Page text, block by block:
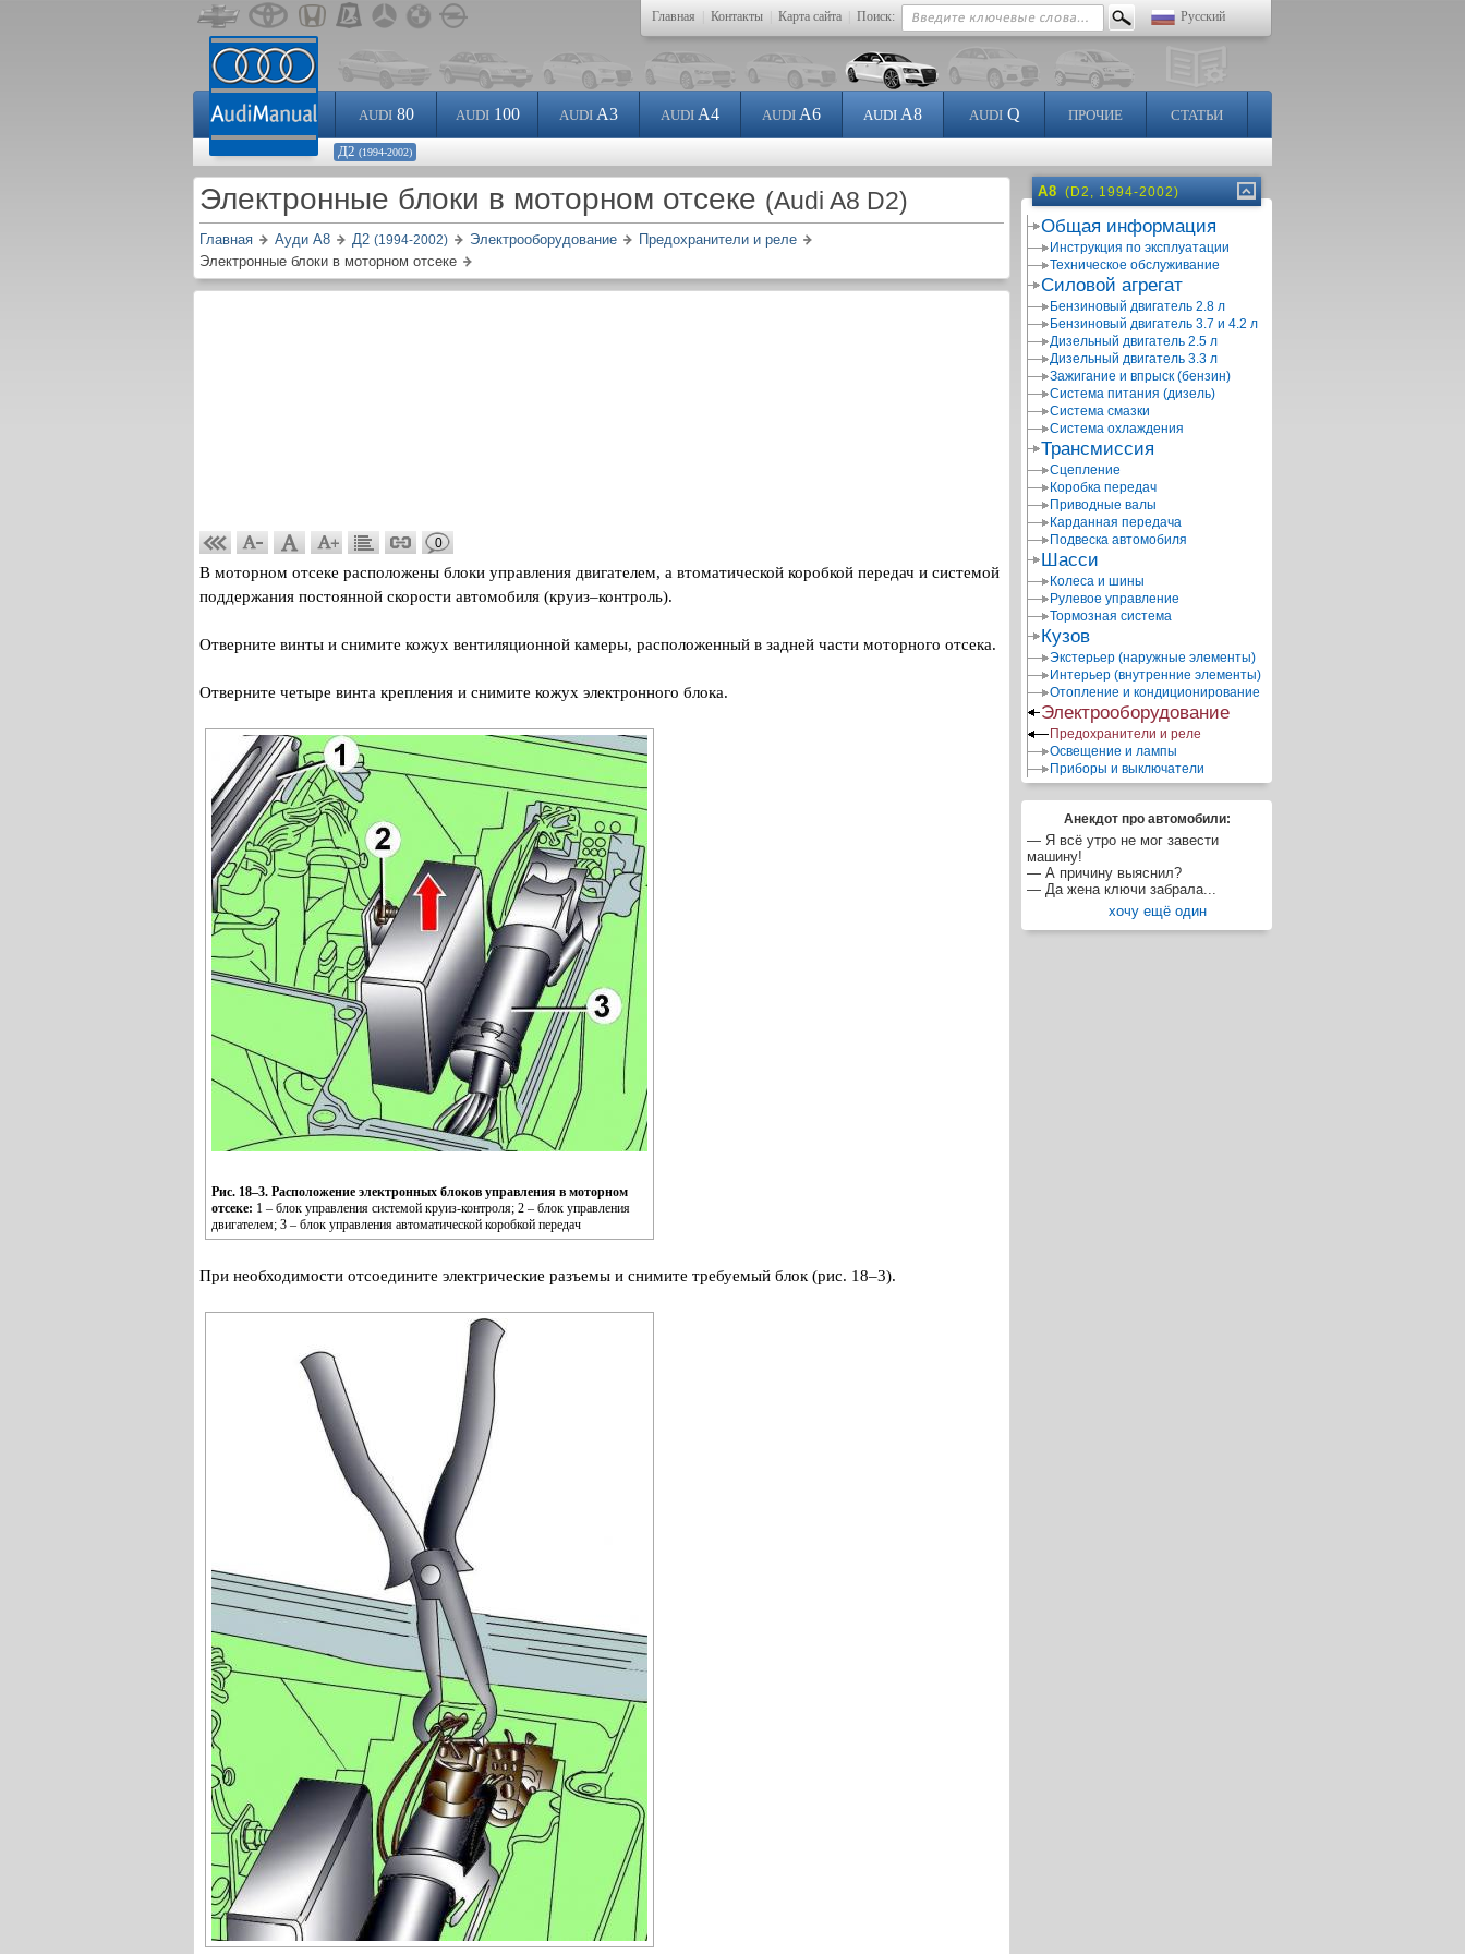
Главная Контакты Карта сайта Поиск: Русский
AUDI80 AUDI100 AUDI A3 AUDI A4 AUDI A6 AUDI A8 AUDIQ ПРОЧИЕ СТАТЬИ
Д2 (1994-2002)
Электронные блоки в моторном отсеке (Audi A8 D2)
Главная Ауди A8 Д2 (1994-2002) Электрооборудование
Предохранители и реле
Электронные блоки в моторном отсеке
0
В моторном отсеке расположены блоки управления двигателем, а втоматической коробкой передач и системой
поддержания постоянной скорости автомобиля (круиз–контроль).
Отверните винты и снимите кожух вентиляционной камеры, расположенный в задней части моторного отсека.
Отверните четыре винта крепления и снимите кожух электронного блока.
Рис. 18–3. Расположение электронных блоков управления в моторном
отсеке: 1 – блок управления системой круиз-контроля; 2 – блок управления
двигателем; 3 – блок управления автоматической коробкой передач
При необходимости отсоедините электрические разъемы и снимите требуемый блок (рис. 18–3).
A8 (D2, 1994-2002)
Общая информация
Инструкция по эксплуатации
Техническое обслуживание
Силовой агрегат
Бензиновый двигатель 2.8 л
Бензиновый двигатель 3.7 и 4.2 л
Дизельный двигатель 2.5 л
Дизельный двигатель 3.3 л
Зажигание и впрыск (бензин)
Система питания (дизель)
Система смазки
Система охлаждения
Трансмиссия
Сцепление
Коробка передач
Приводные валы
Карданная передача
Подвеска автомобиля
Шасси
Колеса и шины
Рулевое управление
Тормозная система
Кузов
Экстерьер (наружные элементы)
Интерьер (внутренние элементы)
Отопление и кондиционирование
Электрооборудование
Предохранители и реле
Освещение и лампы
Приборы и выключатели
Анекдот про автомобили:
— Я всё утро не мог завести
машину!
— А причину выяснил?
— Да жена ключи забрала...
хочу ещё один